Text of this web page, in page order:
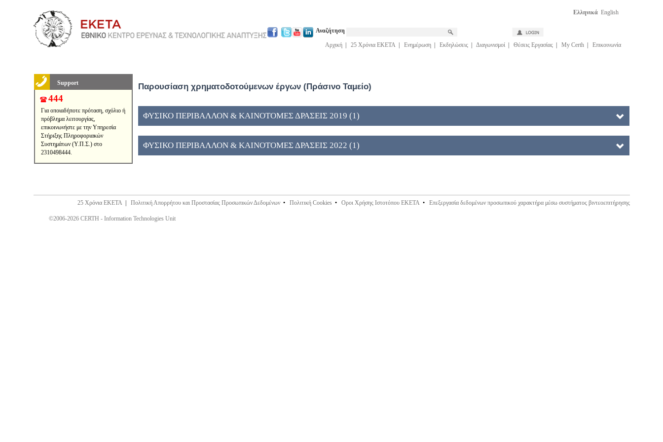
Ελληνικά English
Αναζήτηση
Αρχική| 25 Χρόνια ΕΚΕΤΑ| Ενημέρωση| Εκδηλώσεις| Διαγωνισμοί| Θέσεις Εργασίας| My Certh| Επικοινωνία
Support
444
Για οποιαδήποτε πρόταση, σχόλιο ή
πρόβλημα λειτουργίας,
επικοινωνήστε με την Υπηρεσία
Στήριξης Πληροφοριακών
Συστημάτων (Υ.Π.Σ.) στο
2310498444.
Παρουσίαση χρηματοδοτούμενων έργων (Πράσινο Ταμείο)
ΦΥΣΙΚΟ ΠΕΡΙΒΑΛΛΟΝ & ΚΑΙΝΟΤΟΜΕΣ ΔΡΑΣΕΙΣ 2019 (1)
ΦΥΣΙΚΟ ΠΕΡΙΒΑΛΛΟΝ & ΚΑΙΝΟΤΟΜΕΣ ΔΡΑΣΕΙΣ 2022 (1)
25 Χρόνια ΕΚΕΤΑ| Πολιτική Απορρήτου και Προστασίας Προσωπικών Δεδομένων• Πολιτική Cookies• Οροι Χρήσης Ιστοτόπου ΕΚΕΤΑ• Επεξεργασία δεδομένων προσωπικού χαρακτήρα μέσω συστήματος βιντεοεπιτήρησης
©2006-2026 CERTH - Information Technologies Unit